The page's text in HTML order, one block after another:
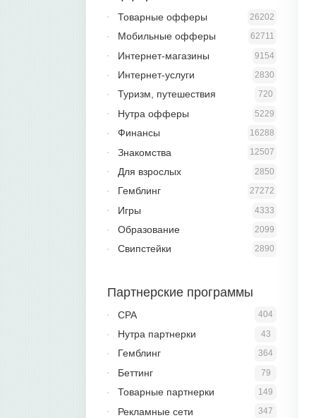
26202
Товарные офферы
62711
Мобильные офферы
9154
Интернет-магазины
2830
Интернет-услуги
720
Туризм, путешествия
5229
Нутра офферы
16288
Финансы
12507
Знакомства
2850
Для взрослых
27272
Гемблинг
4333
Игры
2099
Образование
2890
Свипстейки
Партнерские программы
404
CPA
43
Нутра партнерки
364
Гемблинг
79
Беттинг
149
Товарные партнерки
347
Рекламные сети